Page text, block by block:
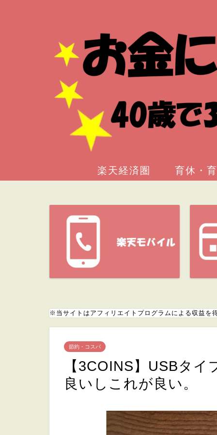
楽天経済圏 育休・
※当サイトはアフィリエイトプログラムによる収益を
節約・コスパ
【3COINS】USBタ
良いしこれが良い。